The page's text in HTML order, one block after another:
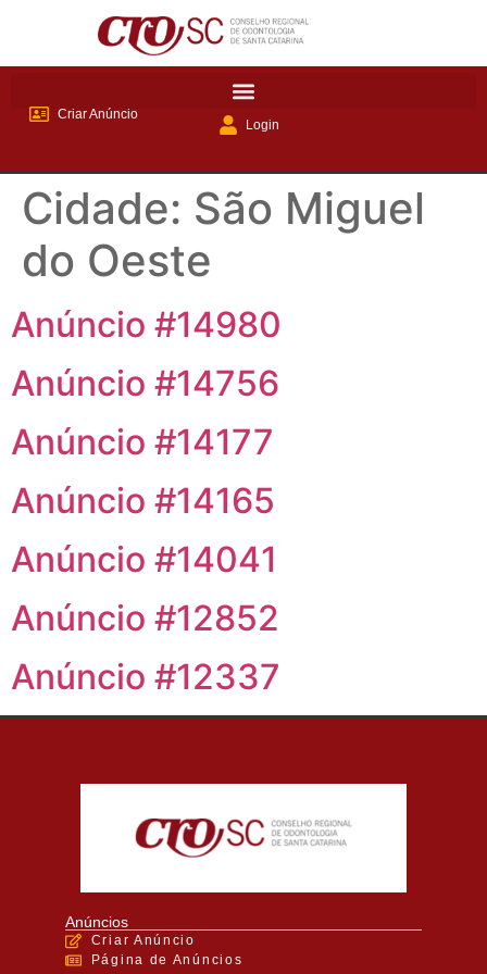
Criar Anúncio
Login
Cidade: São Miguel
do Oeste
Anúncio #14980
Anúncio #14756
Anúncio #14177
Anúncio #14165
Anúncio #14041
Anúncio #12852
Anúncio #12337
Anúncios
Criar Anúncio
Página de Anúncios